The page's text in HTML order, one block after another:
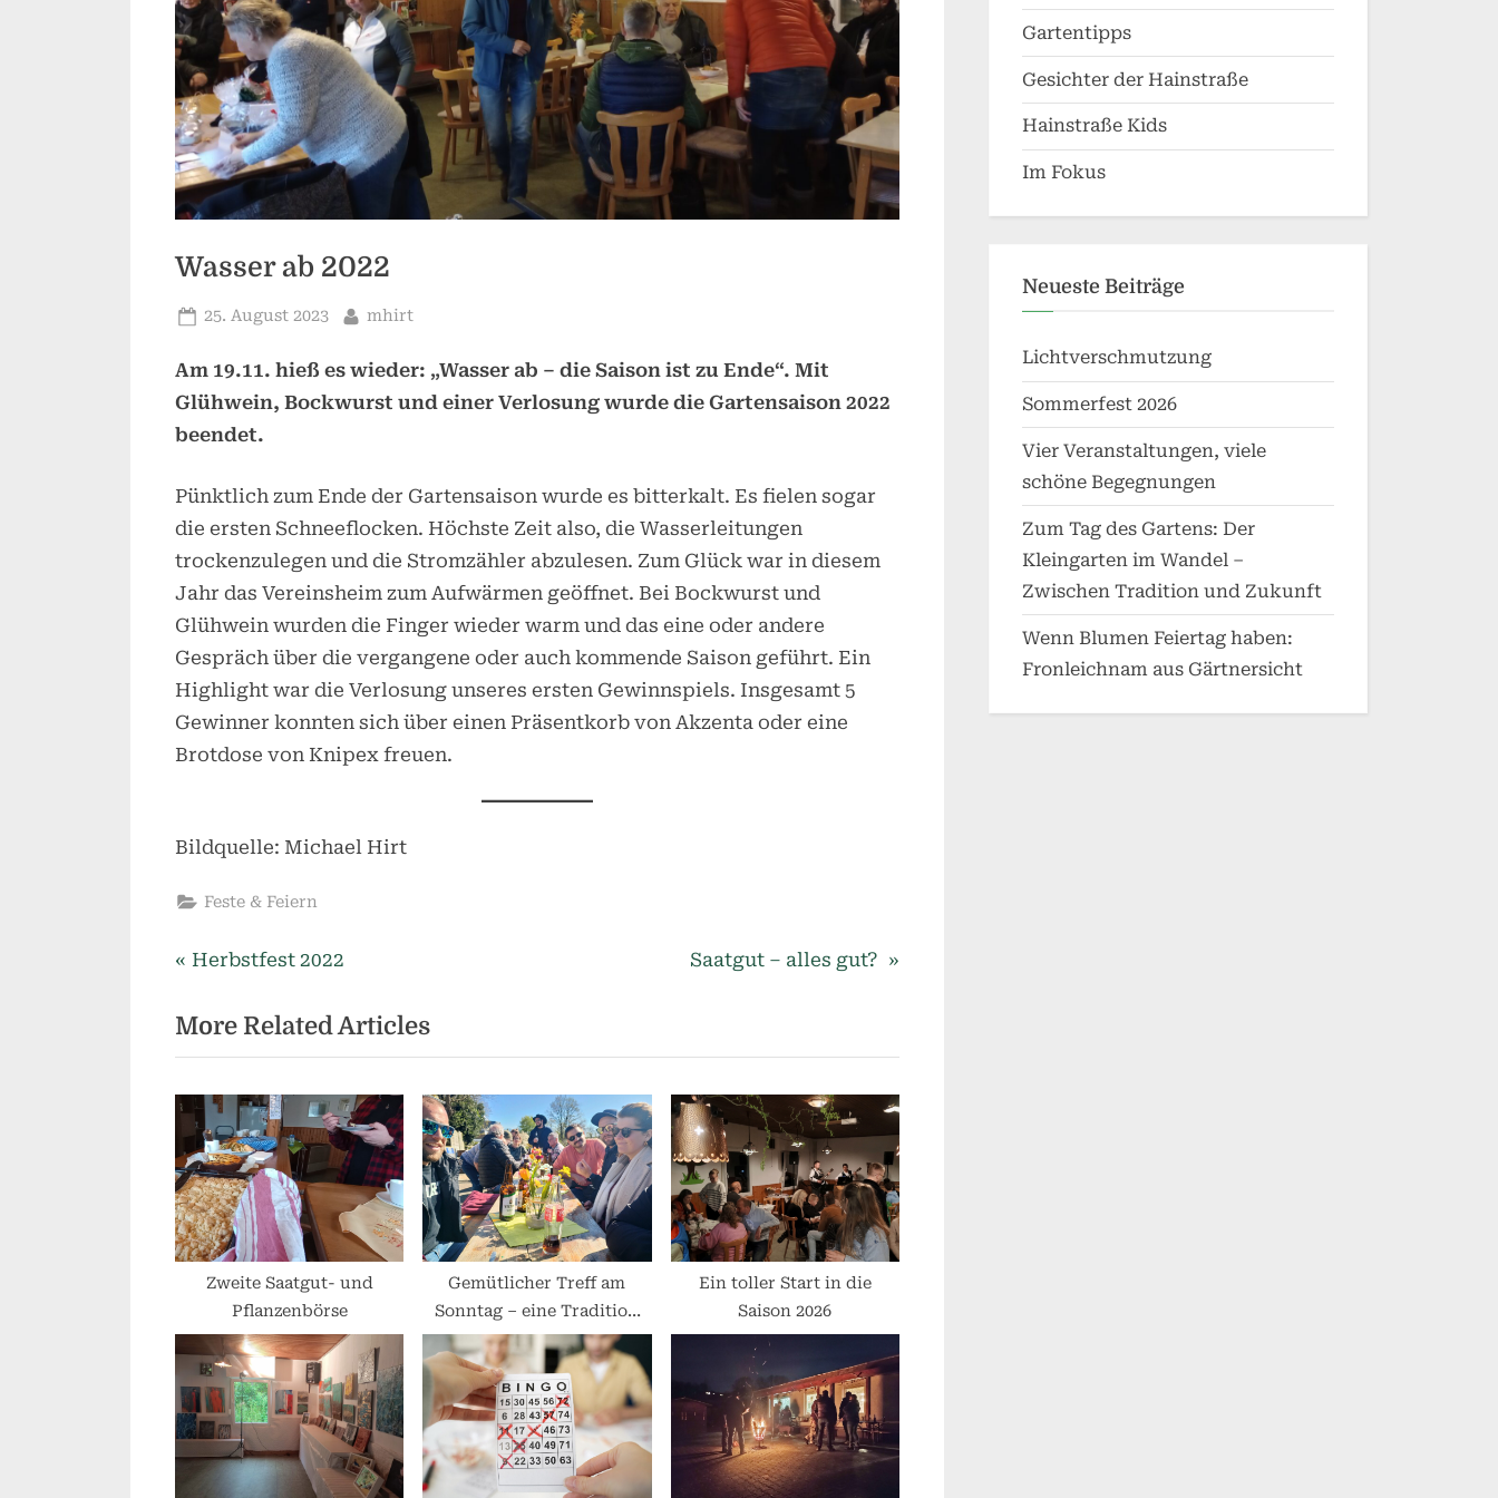
Wasser ab 2022
Posted
25. August 2023 By
mhirt
Am 19.11. hieß es wieder: „Wasser ab – die Saison ist zu Ende“. Mit
Glühwein, Bockwurst und einer Verlosung wurde die Gartensaison 2022
beendet.
Pünktlich zum Ende der Gartensaison wurde es bitterkalt. Es fielen sogar
die ersten Schneeflocken. Höchste Zeit also, die Wasserleitungen
trockenzulegen und die Stromzähler abzulesen. Zum Glück war in diesem
Jahr das Vereinsheim zum Aufwärmen geöffnet. Bei Bockwurst und
Glühwein wurden die Finger wieder warm und das eine oder andere
Gespräch über die vergangene oder auch kommende Saison geführt. Ein
Highlight war die Verlosung unseres ersten Gewinnspiels. Insgesamt 5
Gewinner konnten sich über einen Präsentkorb von Akzenta oder eine
Brotdose von Knipex freuen.
Bildquelle: Michael Hirt
Feste & Feiern
Beitragsnavigation
P
e
v
o
u
s
P
o
Herbstfest 2022
N
t
o
s
t
:
Saatgut – alles gut?
More Related Articles
Zweite Saatgut- und
Pflanzenbörse
Gemütlicher Treff am
Sonntag – eine Tradition
kehrt zurück
Ein toller Start in die
Saison 2026
Gartentipps
Gesichter der Hainstraße
Hainstraße Kids
Im Fokus
Neueste Beiträge
Lichtverschmutzung
Sommerfest 2026
Vier Veranstaltungen, viele
schöne Begegnungen
Zum Tag des Gartens: Der
Kleingarten im Wandel –
Zwischen Tradition und Zukunft
Wenn Blumen Feiertag haben:
Fronleichnam aus Gärtnersicht